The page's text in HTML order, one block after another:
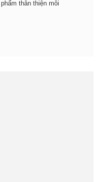
thân thiện môi